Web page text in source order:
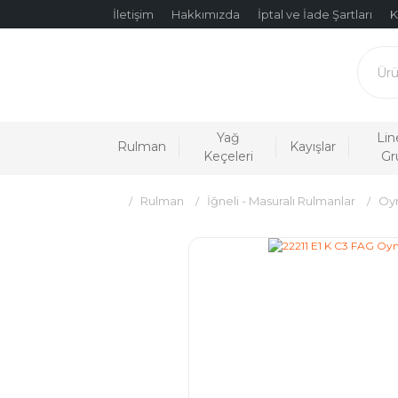
İletişim Hakkımızda İptal ve İade Şartları
Rulman
Yağ
Keçeleri
Kayışlar
Rulman İğneli - Masuralı Rulmanlar